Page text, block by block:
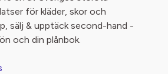
för kläder, skor och
sälj & upptäck second-hand -
och din plånbok.